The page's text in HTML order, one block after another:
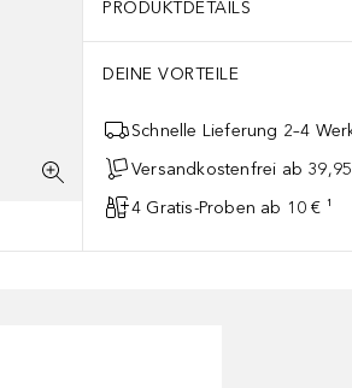
PRODUKTDETAILS
DEINE VORTEILE
Schnelle Lieferung 2–4
Versandkostenfrei ab
4 Gratis-Proben ab 10 € ¹